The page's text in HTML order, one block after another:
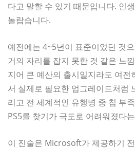
다고 말할 수 있기 때문입니다. 인
놀랍습니다.
예전에는 4~5년이 표준이었던 것
거의 자리를 잡지 못한 것 같은 느
지어 큰 예산의 출시일지라도 여전
서 실제로 필요한 업그레이드처럼
리고 전 세계적인 유행병 중 칩 부
PS5를 찾기가 극도로 어려워졌다
이 진술은 Microsoft가 제공하기